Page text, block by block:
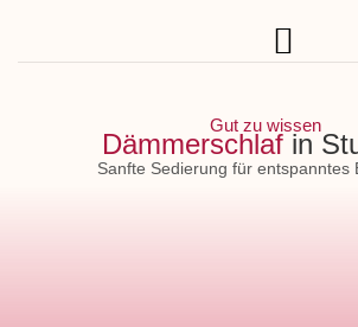
Gut zu wissen
Dämmerschlaf in
Sanfte Sedierung für entspanntes